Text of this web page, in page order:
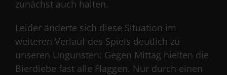
zunächst auch halten.
Leider änderte sich diese Situation im
weiteren Verlauf des Spiels deutlich zu
unseren Ungunsten: Gegen Mittag hielten die
Bierdiebe fast alle Flaggen. Nur durch einen